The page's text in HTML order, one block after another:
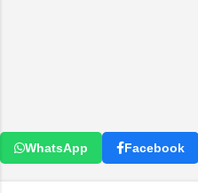
WhatsApp Facebook